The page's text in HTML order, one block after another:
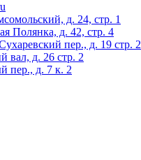
д. 24, стр. 1
Полянка, д. 42, стр. 4
пер., д. 19 стр. 2
вал, д. 26 стр. 2
пер., д. 7 к. 2